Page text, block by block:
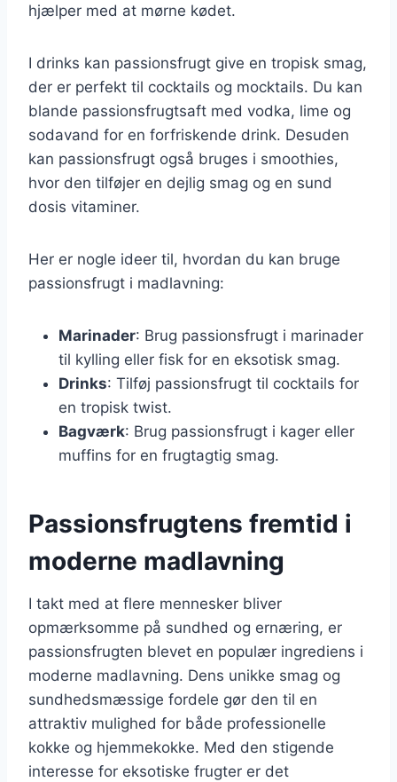
hjælper med at mørne kødet.
I drinks kan passionsfrugt give en tropisk smag,
der er perfekt til cocktails og mocktails. Du kan
blande passionsfrugtsaft med vodka, lime og
sodavand for en forfriskende drink. Desuden
kan passionsfrugt også bruges i smoothies,
hvor den tilføjer en dejlig smag og en sund
dosis vitaminer.
Her er nogle ideer til, hvordan du kan bruge
passionsfrugt i madlavning:
Marinader: Brug passionsfrugt i marinader
til kylling eller fisk for en eksotisk smag.
Drinks: Tilføj passionsfrugt til cocktails for
en tropisk twist.
Bagværk: Brug passionsfrugt i kager eller
muffins for en frugtagtig smag.
Passionsfrugtens fremtid i
moderne madlavning
I takt med at flere mennesker bliver
opmærksomme på sundhed og ernæring, er
passionsfrugten blevet en populær ingrediens i
moderne madlavning. Dens unikke smag og
sundhedsmæssige fordele gør den til en
attraktiv mulighed for både professionelle
kokke og hjemmekokke. Med den stigende
interesse for eksotiske frugter er det